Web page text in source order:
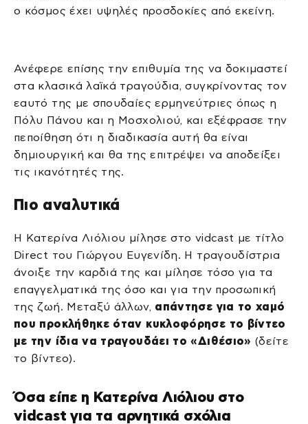
ο κόσμος έχει υψηλές προσδοκίες από εκείνη.
Ανέφερε επίσης την επιθυμία της να δοκιμαστεί
στα κλασικά λαϊκά τραγούδια, συγκρίνοντας τον
εαυτό της με σπουδαίες ερμηνεύτριες όπως η
Πόλυ Πάνου και η Μοσχολιού, και εξέφρασε την
πεποίθηση ότι η διαδικασία αυτή θα είναι
δημιουργική και θα της επιτρέψει να αποδείξει
τις ικανότητές της.
Πιο αναλυτικά
Η Κατερίνα Λιόλιου μίλησε στο vidcast με τίτλο
Direct του Γιώργου Ευγενίδη. Η τραγουδίστρια
άνοιξε την καρδιά της και μίλησε τόσο για τα
επαγγελματικά της όσο και για την προσωπική
της ζωή. Μεταξύ άλλων, απάντησε για το χαμό
που προκλήθηκε όταν κυκλοφόρησε το βίντεο
με την ίδια να τραγουδάει το «Διθέσιο» (δείτε
το βίντεο).
Όσα είπε η Κατερίνα Λιόλιου στο
vidcast για τα αρνητικά σχόλια